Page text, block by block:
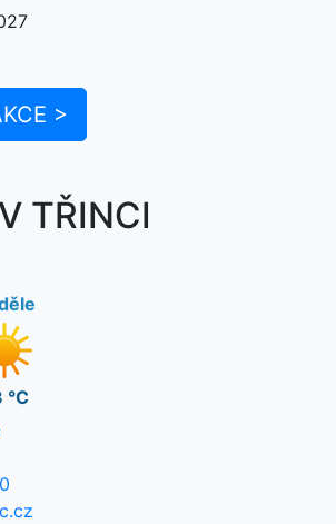
>
TŘINCI
°C